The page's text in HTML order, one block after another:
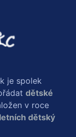
je spolek
dětské
v roce
letních dětský